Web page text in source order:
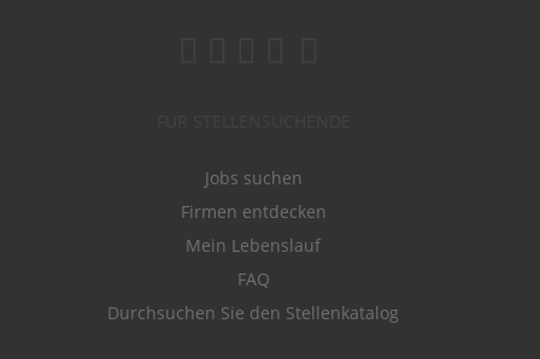
Jobs suchen
Firmen entdecken
Mein Lebenslauf
FAQ
Durchsuchen Sie den Stellenkatalog